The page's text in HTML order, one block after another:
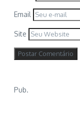
Email
Site
Pub.